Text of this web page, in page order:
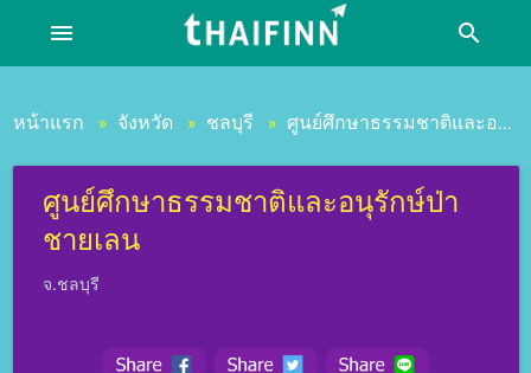
menu search
หน้าแรก » จังหวัด » ชลบุรี » ศูนย์ศึกษาธรรมชาติและอนุรักษ์ป่าชายเลน
ศูนย์ศึกษาธรรมชาติและอนุรักษ์ป่า
ชายเลน
จ.ชลบุรี